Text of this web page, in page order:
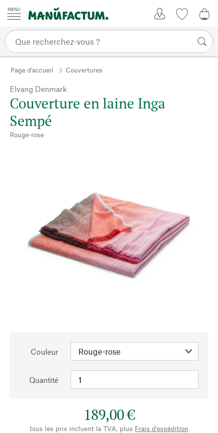
Passer au contenu
Page d'accueil Couvertures
Elvang Denmark
Couverture en laine Inga
Sempé
Rouge-rose
Couleur
Quantité
189,00 €
tous les prix incluent la TVA, plus Frais d'expédition